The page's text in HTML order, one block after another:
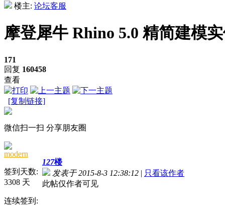
楼主: 论坛客服
摩登犀牛 Rhino 5.0 精简建模
171
回复 160458
查看
[复制链接]
微信扫一扫 分享朋友圈
modern
签到天数:
3308 天
连续签到:
127楼
发表于 2015-8-3 12:38:12 | 只看该作者
此帖仅作者可见